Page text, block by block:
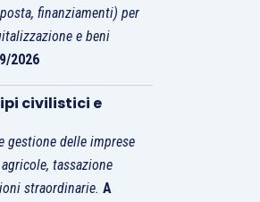
finanziamenti) per
e beni
2026
civilistici e
gestione delle imprese
tassazione
straordinarie.A